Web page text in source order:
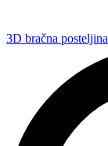
3D bračna posteljina